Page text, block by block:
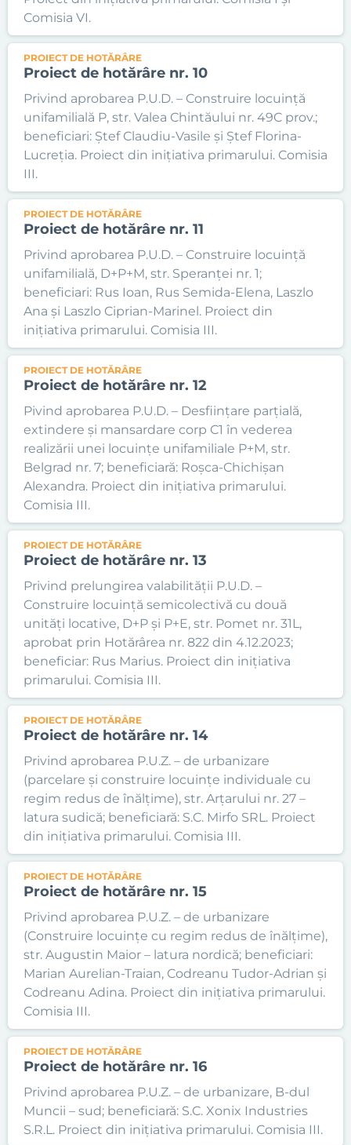
Comisia VI.
PROIECT DE HOTĂRÂRE
Proiect de hotărâre nr. 10
Privind aprobarea P.U.D. – Construire locuință
unifamilială P, str. Valea Chintăului nr. 49C prov.;
beneficiari: Ștef Claudiu-Vasile și Ștef Florina-
Lucreția. Proiect din inițiativa primarului. Comisia
III.
PROIECT DE HOTĂRÂRE
Proiect de hotărâre nr. 11
Privind aprobarea P.U.D. – Construire locuință
unifamilială, D+P+M, str. Speranței nr. 1;
beneficiari: Rus Ioan, Rus Semida-Elena, Laszlo
Ana și Laszlo Ciprian-Marinel. Proiect din
inițiativa primarului. Comisia III.
PROIECT DE HOTĂRÂRE
Proiect de hotărâre nr. 12
Pivind aprobarea P.U.D. – Desființare parțială,
extindere și mansardare corp C1 în vederea
realizării unei locuințe unifamiliale P+M, str.
Belgrad nr. 7; beneficiară: Roșca-Chichișan
Alexandra. Proiect din inițiativa primarului.
Comisia III.
PROIECT DE HOTĂRÂRE
Proiect de hotărâre nr. 13
Privind prelungirea valabilității P.U.D. –
Construire locuință semicolectivă cu două
unități locative, D+P și P+E, str. Pomet nr. 31L,
aprobat prin Hotărârea nr. 822 din 4.12.2023;
beneficiar: Rus Marius. Proiect din inițiativa
primarului. Comisia III.
PROIECT DE HOTĂRÂRE
Proiect de hotărâre nr. 14
Privind aprobarea P.U.Z. – de urbanizare
(parcelare și construire locuințe individuale cu
regim redus de înălțime), str. Arțarului nr. 27 –
latura sudică; beneficiară: S.C. Mirfo SRL. Proiect
din inițiativa primarului. Comisia III.
PROIECT DE HOTĂRÂRE
Proiect de hotărâre nr. 15
Privind aprobarea P.U.Z. – de urbanizare
(Construire locuințe cu regim redus de înălțime),
str. Augustin Maior – latura nordică; beneficiari:
Marian Aurelian-Traian, Codreanu Tudor-Adrian și
Codreanu Adina. Proiect din inițiativa primarului.
Comisia III.
PROIECT DE HOTĂRÂRE
Proiect de hotărâre nr. 16
Privind aprobarea P.U.Z. – de urbanizare, B-dul
Muncii – sud; beneficiară: S.C. Xonix Industries
S.R.L. Proiect din inițiativa primarului. Comisia III.